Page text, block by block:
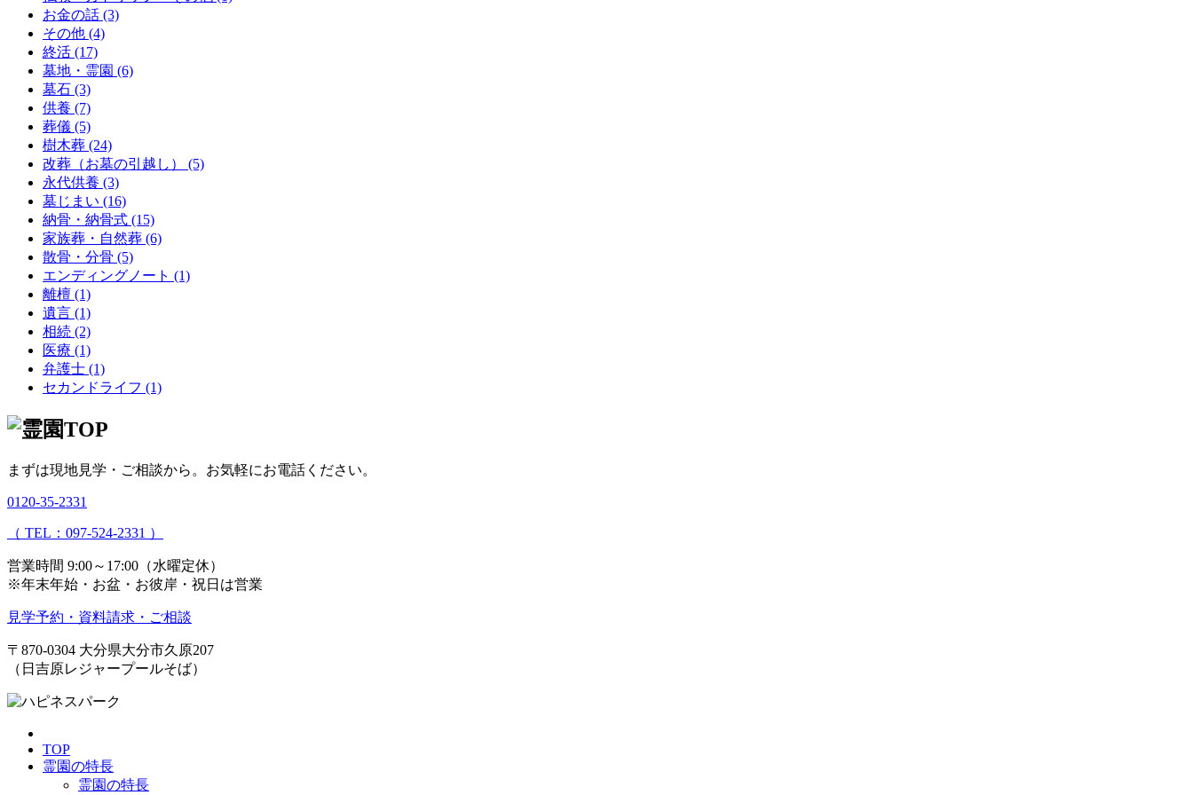
お金の話 (3)
その他 (4)
終活 (17)
墓地・霊園 (6)
墓石 (3)
供養 (7)
葬儀 (5)
樹木葬 (24)
改葬（お墓の引越し） (5)
永代供養 (3)
墓じまい (16)
納骨・納骨式 (15)
家族葬・自然葬 (6)
散骨・分骨 (5)
エンディングノート (1)
離檀 (1)
遺言 (1)
相続 (2)
医療 (1)
弁護士 (1)
セカンドライフ (1)
まずは現地見学・ご相談から。 お気軽にお電話ください。
0120-35-2331
（ TEL：097-524-2331 ）
営業時間 9:00～17:00（水曜定休）
※年末年始・お盆・お彼岸・祝日は営業
見学予約・資料請求・ご相談
〒870-0304 大分県大分市久原207
（日吉原レジャープールそば）
TOP
霊園の特長
霊園の特長